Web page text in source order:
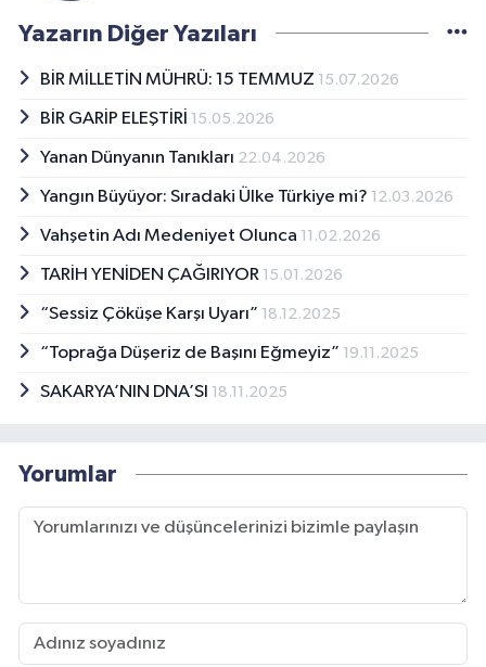
Yazarın Diğer Yazıları
BİR MİLLETİN MÜHRÜ: 15 TEMMUZ 15.07.2026
BİR GARİP ELEŞTİRİ 15.05.2026
Yanan Dünyanın Tanıkları 22.04.2026
Yangın Büyüyor: Sıradaki Ülke Türkiye mi? 12.03.2026
Vahşetin Adı Medeniyet Olunca 11.02.2026
TARİH YENİDEN ÇAĞIRIYOR 15.01.2026
“Sessiz Çöküşe Karşı Uyarı” 18.12.2025
“Toprağa Düşeriz de Başını Eğmeyiz” 19.11.2025
SAKARYA’NIN DNA’SI 18.11.2025
Yorumlar